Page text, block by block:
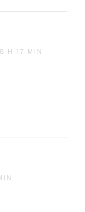
H 17 MIN